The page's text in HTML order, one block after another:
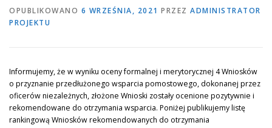
FIRMY W INKUBATORZE O INKUBATORZE
OPUBLIKOWANO 6 WRZEŚNIA, 2021 PRZEZ ADMINISTRATOR
PROJEKTU
Informujemy, że w wyniku oceny formalnej i merytorycznej 4 Wniosków
o przyznanie przedłużonego wsparcia pomostowego, dokonanej przez
oficerów niezależnych, złożone Wnioski zostały ocenione pozytywnie i
rekomendowane do otrzymania wsparcia. Poniżej publikujemy listę
rankingową Wniosków rekomendowanych do otrzymania